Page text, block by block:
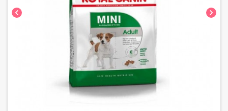
chevron_left chevron_right